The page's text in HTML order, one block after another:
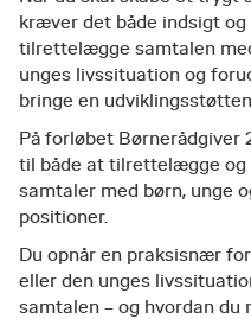
kræver det både indsigt og
tilrettelægge samtalen
unges livssituation og
bringe en
På forløbet Børnerådgiver
til både at tilrettelægge og
samtaler med børn, unge
positioner.
Du opnår en praksisnær
eller den unges
samtalen – og hvordan